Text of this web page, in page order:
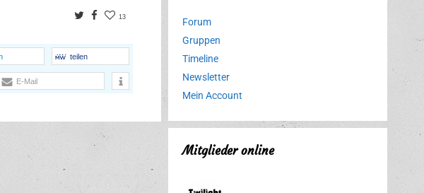
TwitterFacebook
13
teilen
E-Mail
Forum
Gruppen
Timeline
Newsletter
Mein Account
Mitglieder online